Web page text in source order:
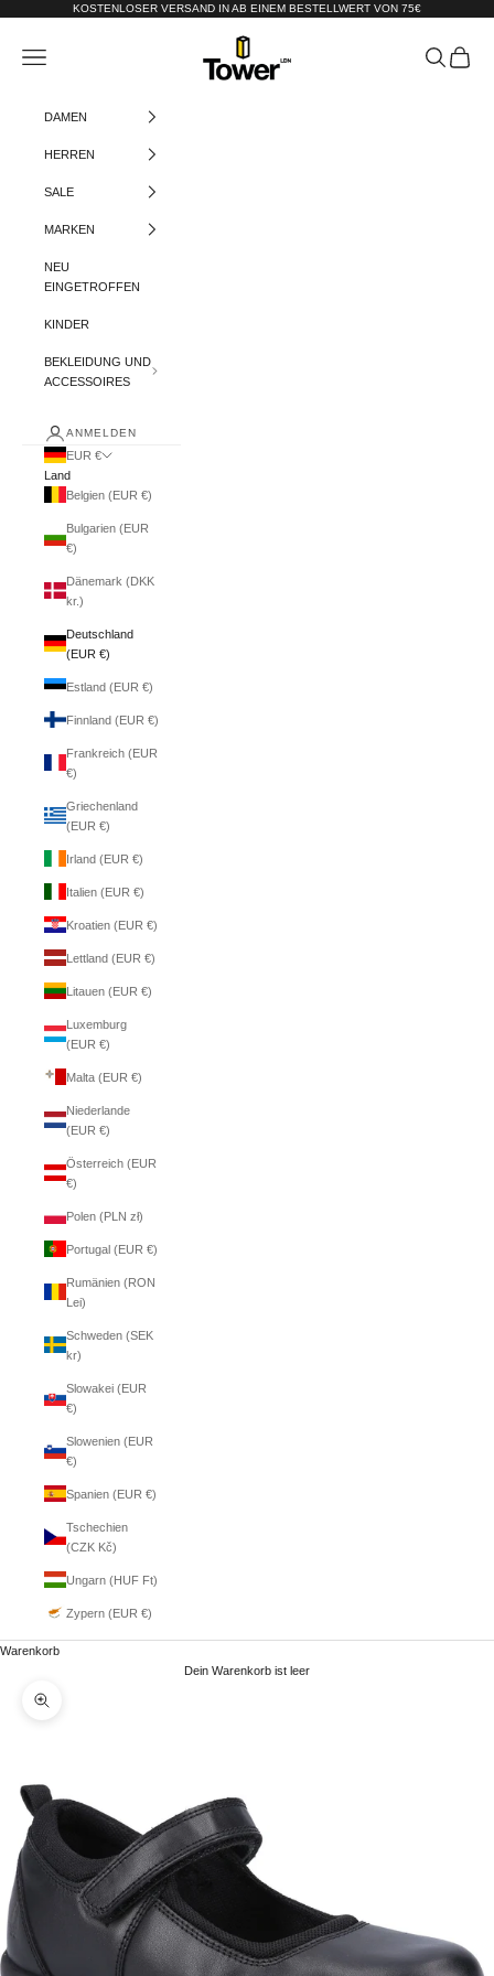
Zum Inhalt springenKOSTENLOSER VERSAND IN AB EINEM BESTELLWERT VON 75€
Tower-London.De
Menü Suchen
DAMEN
HERREN
SALE
MARKEN
NEU
EINGETROFFEN
KINDER
BEKLEIDUNG UND
ACCESSOIRES
ANMELDEN
EUR €
Land
Belgien (EUR €)
Bulgarien (EUR
€)
Dänemark (DKK
kr.)
Deutschland
(EUR €)
Estland (EUR €)
Finnland (EUR €)
Frankreich (EUR
€)
Griechenland
(EUR €)
Irland (EUR €)
Italien (EUR €)
Kroatien (EUR €)
Lettland (EUR €)
Litauen (EUR €)
Luxemburg
(EUR €)
Malta (EUR €)
Niederlande
(EUR €)
Österreich (EUR
€)
Polen (PLN zł)
Portugal (EUR €)
Rumänien (RON
Lei)
Schweden (SEK
kr)
Slowakei (EUR
€)
Slowenien (EUR
€)
Spanien (EUR €)
Tschechien
(CZK Kč)
Ungarn (HUF Ft)
Zypern (EUR €)
Warenkorb
Dein Warenkorb ist leer
Bild vergrößern